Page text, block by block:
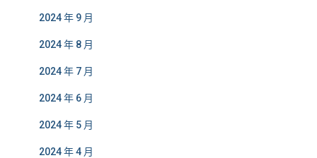
2024 年 9 月
2024 年 8 月
2024 年 7 月
2024 年 6 月
2024 年 5 月
2024 年 4 月